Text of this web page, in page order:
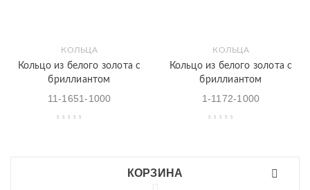
КОЛЬЦА
Кольцо из белого золота с
бриллиантом
11-1651-1000
КОЛЬЦА
Кольцо из белого золота с
бриллиантом
1-1172-1000
КОРЗИНА